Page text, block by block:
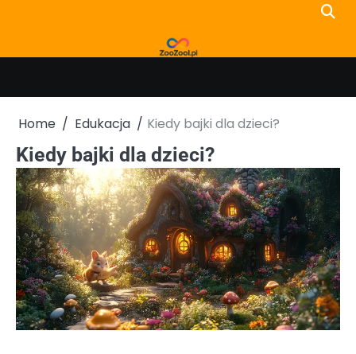
Home Edukacja Kiedy bajki dla dzieci?
Kiedy bajki dla dzieci?